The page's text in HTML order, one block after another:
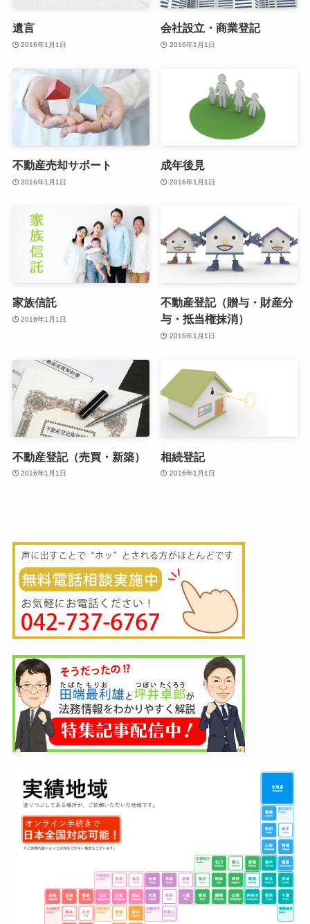
遺言
2016年1月1日
会社設立・商業登記
2016年1月1日
不動産売却サポート
2016年1月1日
成年後見
2016年1月1日
家族信託
2016年1月1日
不動産登記（贈与・財産分
与・抵当権抹消）
2016年1月1日
不動産登記（売買・新築）
2016年1月1日
相続登記
2016年1月1日